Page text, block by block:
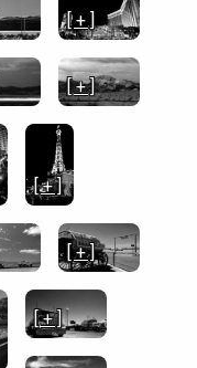
[ + ]
[ + ]
[ + ]
[ + ]
[ + ]